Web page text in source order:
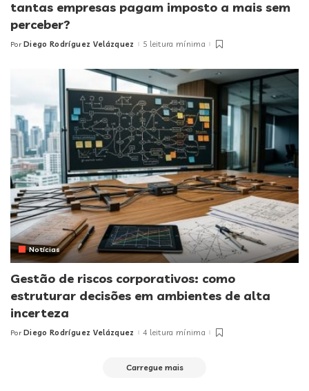
tantas empresas pagam imposto a mais sem
perceber?
Posted
Por Diego Rodríguez Velázquez 5 leitura mínima
Notícias
Gestão de riscos corporativos: como
estruturar decisões em ambientes de alta
incerteza
Posted
Por Diego Rodríguez Velázquez 4 leitura mínima
Carregue mais